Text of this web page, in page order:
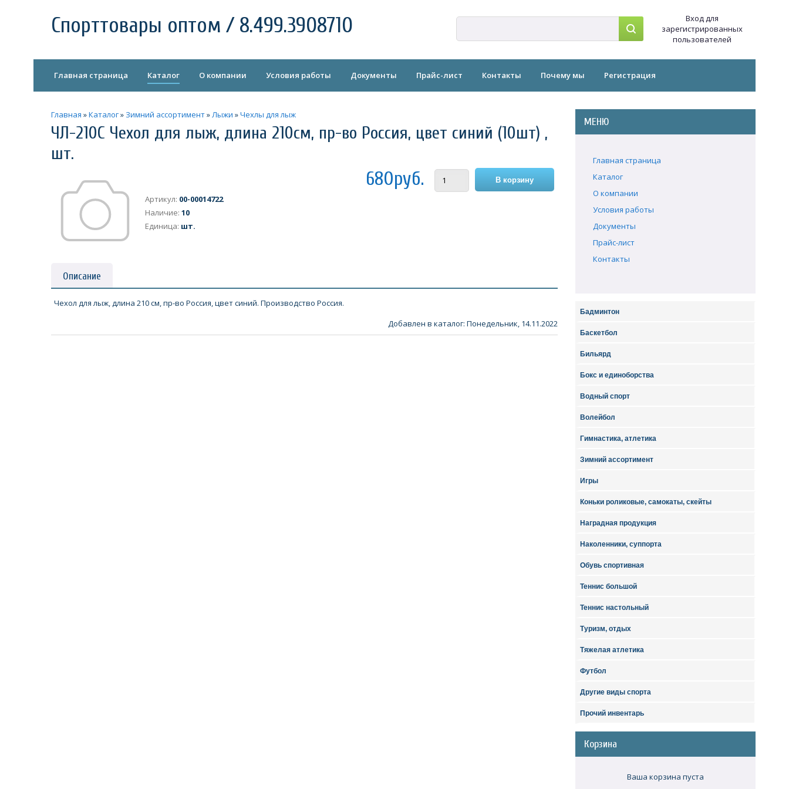
Спорттовары оптом / 8.499.3908710
Вход для
зарегистрированных
пользователей
Главная страница Каталог О компании Условия работы Документы Прайс-лист Контакты Почему мы Регистрация
Главная »Каталог» Зимний ассортимент»Лыжи »Чехлы для лыж
ЧЛ-210С Чехол для лыж, длина 210см, пр-во Россия, цвет синий (10шт) ,
шт.
680руб.
Артикул: 00-00014722
Наличие: 10
Единица: шт.
Описание
Чехол для лыж, длина 210 см, пр-во Россия, цвет синий. Производство Россия.
Добавлен в каталог: Понедельник, 14.11.2022
МЕНЮ
Главная страница
Каталог
О компании
Условия работы
Документы
Прайс-лист
Контакты
Бадминтон
Баскетбол
Бильярд
Бокс и единоборства
Водный спорт
Волейбол
Гимнастика, атлетика
Зимний ассортимент
Игры
Коньки роликовые, самокаты, скейты
Наградная продукция
Наколенники, суппорта
Обувь спортивная
Теннис большой
Теннис настольный
Туризм, отдых
Тяжелая атлетика
Футбол
Другие виды спорта
Прочий инвентарь
Корзина
Ваша корзина пуста